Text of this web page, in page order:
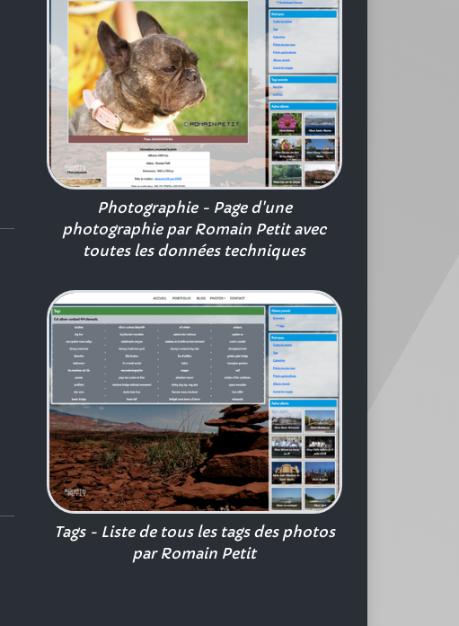
Photographie - Page d'une
photographie par Romain Petit avec
toutes les données techniques
Tags - Liste de tous les tags des photos
par Romain Petit